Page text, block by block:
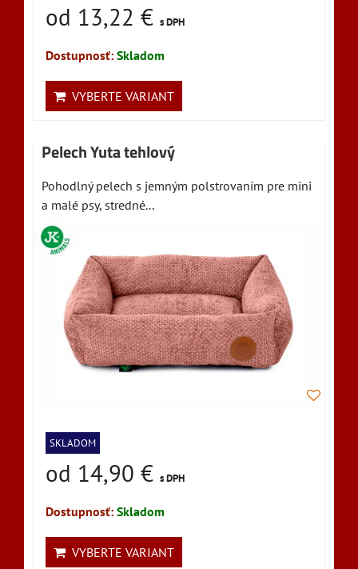
od 13,22 € s DPH
Dostupnosť: Skladom
VYBERTE VARIANT
Pelech Yuta tehlový
Pohodlný pelech s jemným polstrovaním pre mini
a malé psy, stredné...
SKLADOM
od 14,90 € s DPH
Dostupnosť: Skladom
VYBERTE VARIANT